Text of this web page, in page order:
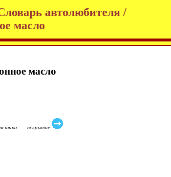
автолюбителя /
масло
масло
шина вскрытие